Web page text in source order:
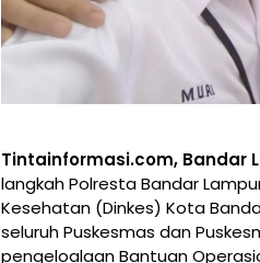
Tintainformasi.com, Bandar
langkah Polresta Bandar
Kesehatan (Dinkes) Kota
seluruh Puskesmas dan
pengeloalaan Bantuan